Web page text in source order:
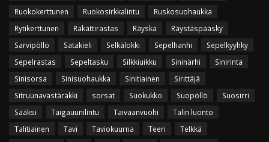
Ruokokerttunen
Ruokosirkkalintu
Ruskosuohaukka
Rytikerttunen
Räkättirastas Räyskä
Räystäspääsky
Sarvipöllö
Satakieli Selkälokki Sepelhanhi
Sepelkyyhky
Sepelrastas
Sepeltasku Silkkiuikku Sininärhi
Sinirinta
Sinisorsa
Sinisuohaukka Sinitiainen
Sirittäjä
Sitruunavästäräkki
sorsat Suokukko Suopöllö
Suosirri
Sääksi
Taigauunilintu Taivaanvuohi
Talin luonto
Talitiainen
Tavi Taviokuurna Teeri
Telkkä